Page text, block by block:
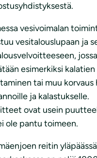
vesivoimalan
vesitalouslupaan ja
jossa
esimerkiksi kalatien
tai muu korvaus
ja kalastukselle.
ovat usein
ole pantu toimeen.
reitin yläpäässä